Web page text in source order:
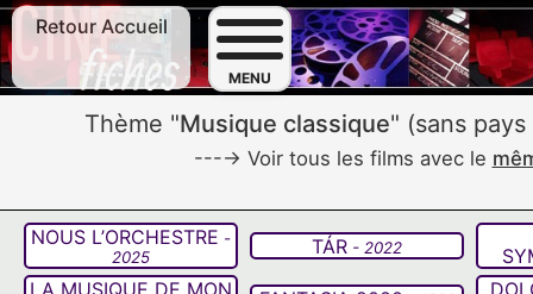
Retour Accueil
MENU
Thème "Musique classique" (sans
---→ Voir tous les films avec le
NOUS L’ORCHESTRE -
2025
TÁR - 2022
LA MUSIQUE DE MON